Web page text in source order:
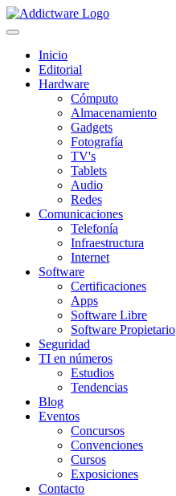
Inicio
Editorial
Hardware
Cómputo
Almacenamiento
Gadgets
Fotografía
TV's
Tablets
Audio
Redes
Comunicaciones
Telefonía
Infraestructura
Internet
Software
Certificaciones
Apps
Software Libre
Software Propietario
Seguridad
TI en números
Estudios
Tendencias
Blog
Eventos
Concursos
Convenciones
Cursos
Exposiciones
Contacto